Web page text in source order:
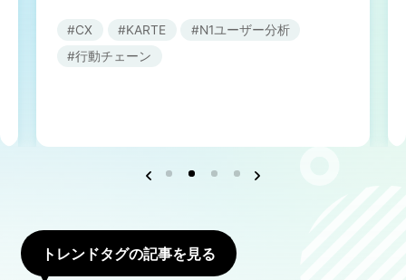
ネット市場調査データ
CX KARTE
N1ユーザー分析
行動チェーン
トレンドタグの記事を見る